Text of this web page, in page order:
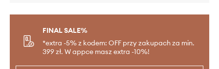
FINAL SALE%
*extra -5% z kodem: OFF przy zakupach za min.
399 zł. W appce masz extra -10%!